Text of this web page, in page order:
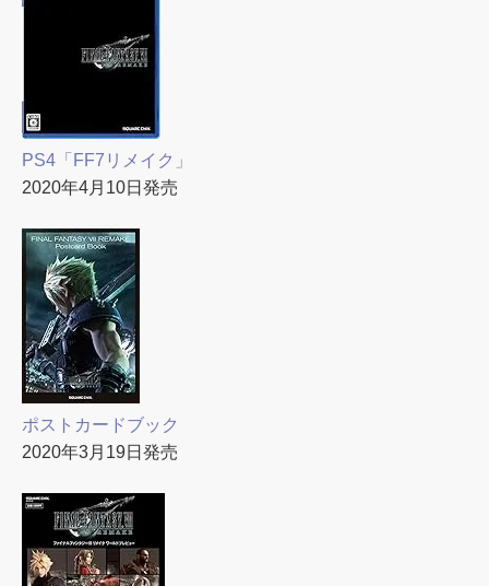
PS4「FF7リメイク」
2020年4月10日発売
ポストカードブック
2020年3月19日発売